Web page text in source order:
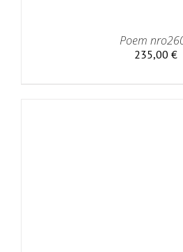
Poem
235,00 €